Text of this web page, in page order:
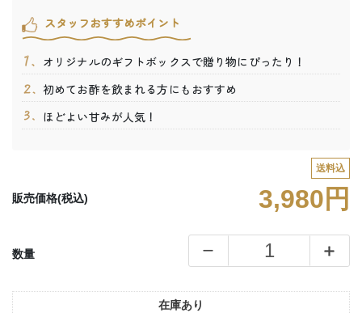
スタッフおすすめポイント
オリジナルのギフトボックスで贈り物にぴったり！
初めてお酢を飲まれる方にもおすすめ
ほどよい甘みが人気！
送料込
販売価格(税込) 3,980円
数量
在庫あり